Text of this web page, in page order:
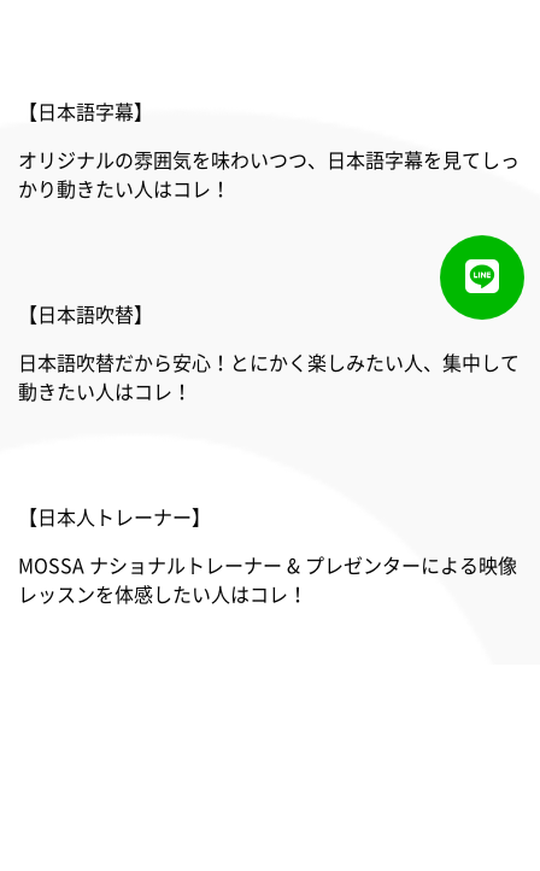
【日本語字幕】
オリジナルの雰囲気を味わいつつ、日本語字幕を見てしっ
かり動きたい人はコレ！
【日本語吹替】
日本語吹替だから安心！とにかく楽しみたい人、集中して
動きたい人はコレ！
【日本人トレーナー】
MOSSA ナショナルトレーナー & プレゼンターによる映像
レッスンを体感したい人はコレ！